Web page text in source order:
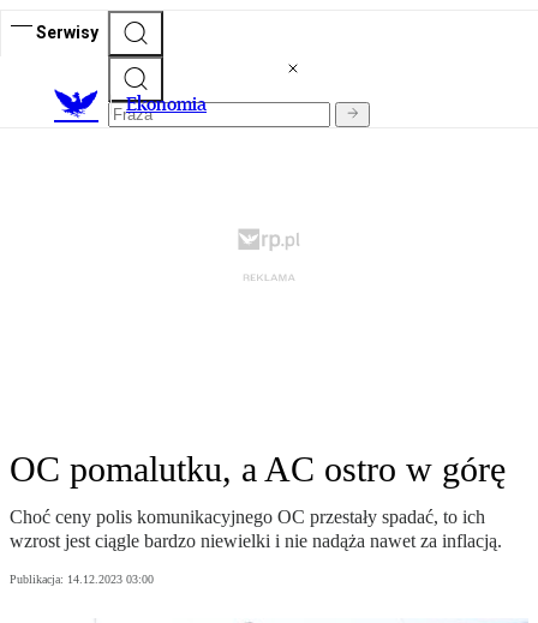
Serwisy
Ekonomia
OC pomalutku, a AC ostro w górę
Choć ceny polis komunikacyjnego OC przestały spadać, to ich
wzrost jest ciągle bardzo niewielki i nie nadąża nawet za inflacją.
Publikacja: 14.12.2023 03:00